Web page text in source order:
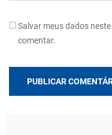
Salvar meus dados
comentar.